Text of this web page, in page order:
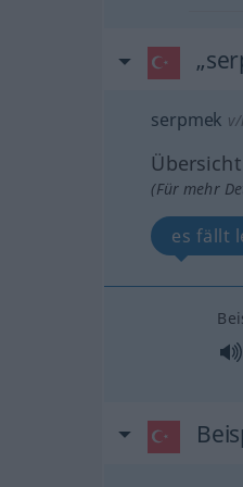
serpmek v/i
(Für mehr
es fällt